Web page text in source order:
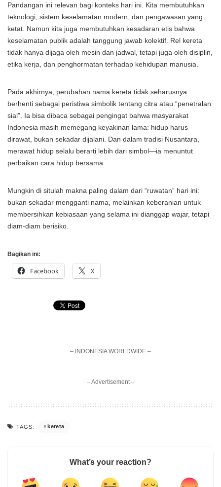
Pandangan ini relevan bagi konteks hari ini. Kita membutuhkan
teknologi, sistem keselamatan modern, dan pengawasan yang
ketat. Namun kita juga membutuhkan kesadaran etis bahwa
keselamatan publik adalah tanggung jawab kolektif. Rel kereta
tidak hanya dijaga oleh mesin dan jadwal, tetapi juga oleh disiplin,
etika kerja, dan penghormatan terhadap kehidupan manusia.
Pada akhirnya, perubahan nama kereta tidak seharusnya
berhenti sebagai peristiwa simbolik tentang citra atau “penetralan
sial”. Ia bisa dibaca sebagai pengingat bahwa masyarakat
Indonesia masih memegang keyakinan lama: hidup harus
dirawat, bukan sekadar dijalani. Dan dalam tradisi Nusantara,
merawat hidup selalu berarti lebih dari simbol—ia menuntut
perbaikan cara hidup bersama.
Mungkin di situlah makna paling dalam dari “ruwatan” hari ini:
bukan sekadar mengganti nama, melainkan keberanian untuk
membersihkan kebiasaan yang selama ini dianggap wajar, tetapi
diam-diam berisiko.
Bagikan ini:
Facebook X
– INDONESIA WORLDWIDE –
– Advertisement –
TAGS: kereta
What’s your reaction?